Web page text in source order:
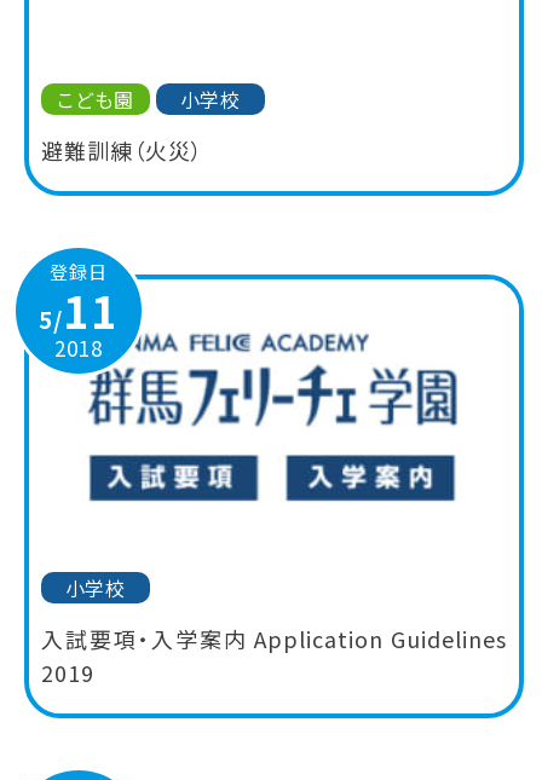
こども園 小学校
避難訓練（火災）
登録日
5/11
2018
小学校
入試要項・入学案内 Application Guidelines
2019